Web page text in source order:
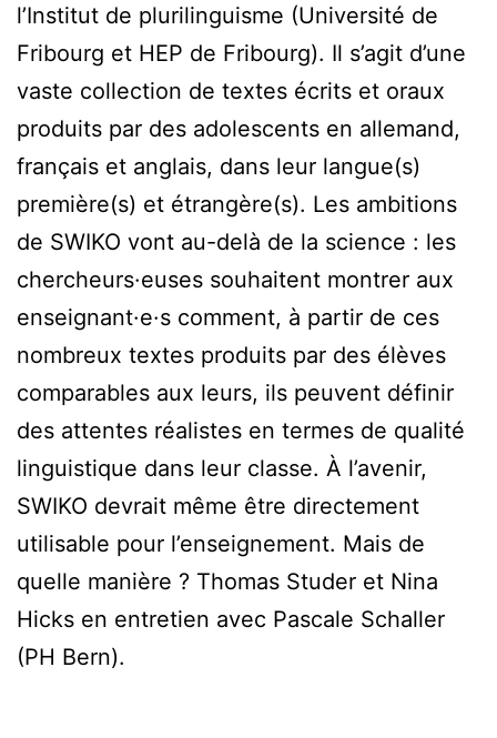
l’Institut de plurilinguisme (Université de
Fribourg et HEP de Fribourg). Il s’agit d’une
vaste collection de textes écrits et oraux
produits par des adolescents en allemand,
français et anglais, dans leur langue(s)
première(s) et étrangère(s). Les ambitions
de SWIKO vont au-delà de la science : les
chercheurs·euses souhaitent montrer aux
enseignant·e·s comment, à partir de ces
nombreux textes produits par des élèves
comparables aux leurs, ils peuvent définir
des attentes réalistes en termes de qualité
linguistique dans leur classe. À l’avenir,
SWIKO devrait même être directement
utilisable pour l’enseignement. Mais de
quelle manière ? Thomas Studer et Nina
Hicks en entretien avec Pascale Schaller
(PH Bern).